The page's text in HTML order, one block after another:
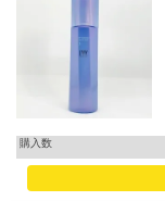
購入数